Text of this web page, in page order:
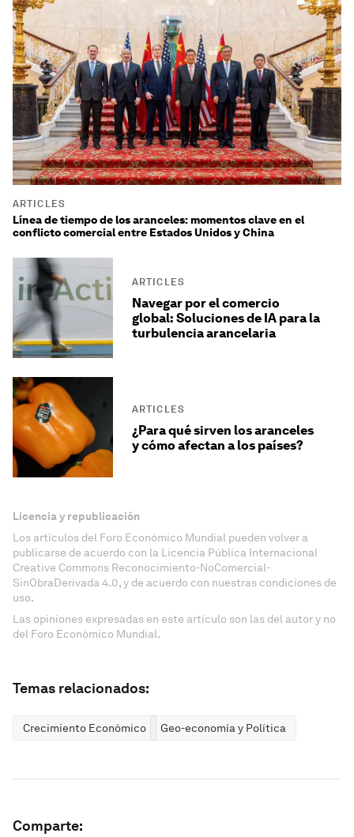
ARTICLES
Línea de tiempo de los aranceles: momentos clave en el
conflicto comercial entre Estados Unidos y China
ARTICLES
Navegar por el comercio
global: Soluciones de IA para la
turbulencia arancelaria
ARTICLES
¿Para qué sirven los aranceles
y cómo afectan a los países?
Licencia y republicación
Los artículos del Foro Económico Mundial pueden volver a
publicarse de acuerdo con la Licencia Pública Internacional
Creative Commons Reconocimiento-NoComercial-
SinObraDerivada 4.0, y de acuerdo con nuestras condiciones de
uso.
Las opiniones expresadas en este artículo son las del autor y no
del Foro Económico Mundial.
Temas relacionados:
Crecimiento Económico Geo-economía y Política
Comparte: